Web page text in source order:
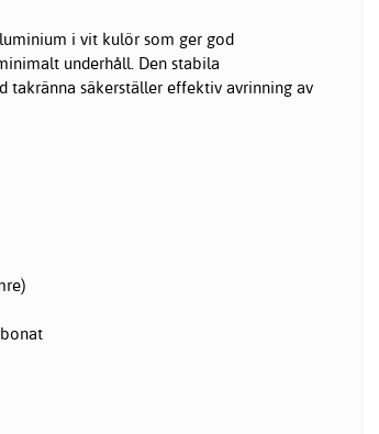
i vit kulör som ger god
underhåll. Den stabila
takränna säkerställer effektiv avrinning av